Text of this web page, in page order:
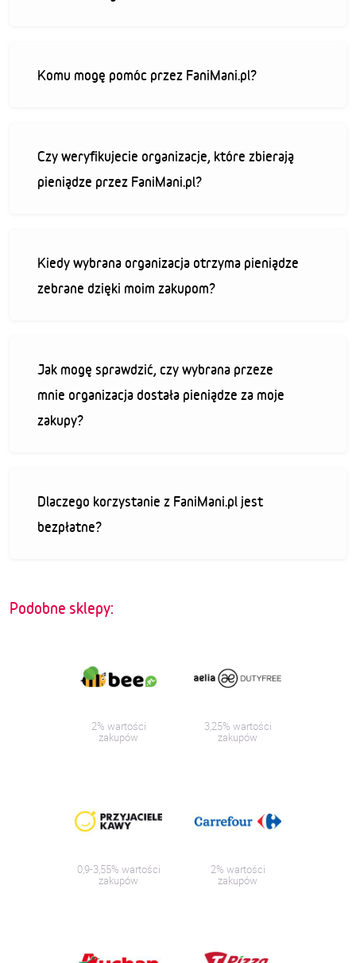
Komu mogę pomóc przez FaniMani.pl?
Czy weryfikujecie organizacje, które zbierają
pieniądze przez FaniMani.pl?
Kiedy wybrana organizacja otrzyma pieniądze
zebrane dzięki moim zakupom?
Jak mogę sprawdzić, czy wybrana przeze
mnie organizacja dostała pieniądze za moje
zakupy?
Dlaczego korzystanie z FaniMani.pl jest
bezpłatne?
Podobne sklepy:
2% wartości
zakupów
3,25% wartości
zakupów
0,9-3,55% wartości
zakupów
2% wartości
zakupów